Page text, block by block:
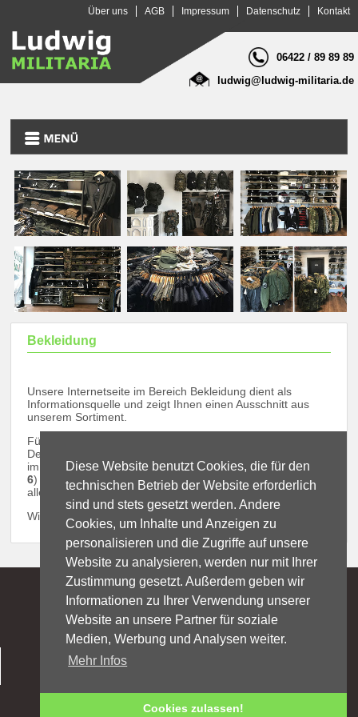
Diese Website benutzt Cookies, die für den
technischen Betrieb der Website erforderlich
sind und stets gesetzt werden. Andere
Cookies, um Inhalte und Anzeigen zu
personalisieren und die Zugriffe auf unsere
Website zu analysieren, werden nur mit Ihrer
Zustimmung gesetzt. Außerdem geben wir
Informationen zu Ihrer Verwendung unserer
Website an unsere Partner für soziale
Medien, Werbung und Analysen weiter.
Mehr Infos
Cookies zulassen!
Über uns AGB Impressum Datenschutz Kontakt
06422 / 89 89 89
ludwig@ludwig-militaria.de
Bekleidung
Unsere Internetseite im Bereich Bekleidung dient als
Informationsquelle und zeigt Ihnen einen Ausschnitt aus
unserem Sortiment.
Für unsere Bekleidung wird KEIN Versand durchgeführt.
Der Verkauf findet ausschließlich
im Ladengeschäft (35274 Großseelheim, Marburger Ring
6) statt. Dort finden Sie eine große Auswahl an Artikeln in
allen Größen vor.
Wir freuen uns auf Ihren Besuch.
Bezahlungsarten
E-Mail:
Marburger Ring 6
35274 Kirchhain-Großseelheim